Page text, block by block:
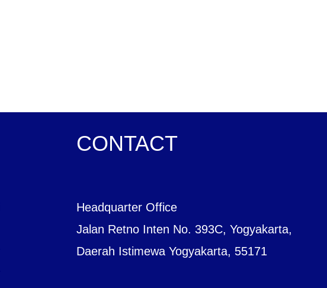
CONTACT
Headquarter Office
Jalan Retno Inten No. 393C, Yogyakarta,
Daerah Istimewa Yogyakarta, 55171